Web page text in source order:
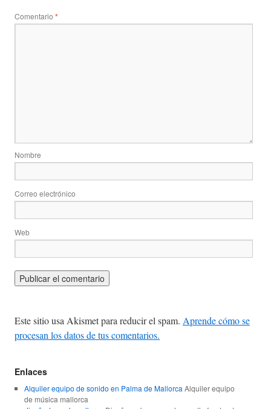
Comentario *
Nombre
Correo electrónico
Web
Este sitio usa Akismet para reducir el spam. Aprende cómo se
procesan los datos de tus comentarios.
Enlaces
Alquiler equipo de sonido en Palma de Mallorca Alquiler equipo
de música mallorca